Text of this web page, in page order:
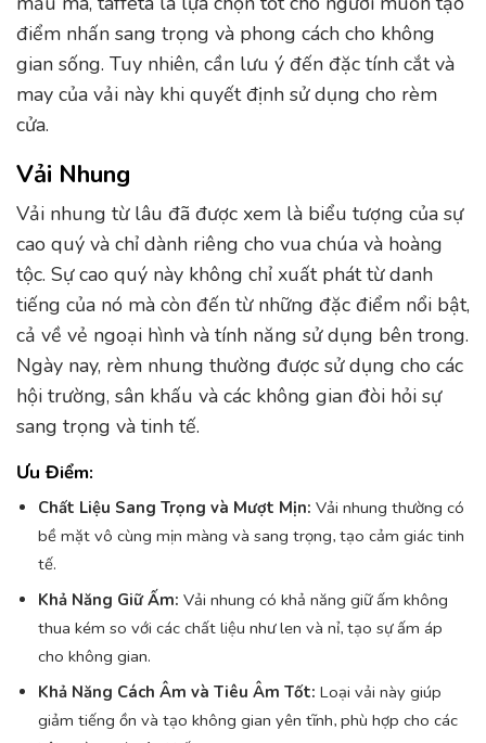
điểm nhấn sang trọng và phong cách cho không
gian sống. Tuy nhiên, cần lưu ý đến đặc tính cắt và
may của vải này khi quyết định sử dụng cho rèm
cửa.
Vải Nhung
Vải nhung từ lâu đã được xem là biểu tượng của sự
cao quý và chỉ dành riêng cho vua chúa và hoàng
tộc. Sự cao quý này không chỉ xuất phát từ danh
tiếng của nó mà còn đến từ những đặc điểm nổi bật,
cả về vẻ ngoại hình và tính năng sử dụng bên trong.
Ngày nay, rèm nhung thường được sử dụng cho các
hội trường, sân khấu và các không gian đòi hỏi sự
sang trọng và tinh tế.
Ưu Điểm:
Chất Liệu Sang Trọng và Mượt Mịn: Vải nhung thường có
bề mặt vô cùng mịn màng và sang trọng, tạo cảm giác tinh
tế.
Khả Năng Giữ Ấm: Vải nhung có khả năng giữ ấm không
thua kém so với các chất liệu như len và nỉ, tạo sự ấm áp
cho không gian.
Khả Năng Cách Âm và Tiêu Âm Tốt: Loại vải này giúp
giảm tiếng ồn và tạo không gian yên tĩnh, phù hợp cho các